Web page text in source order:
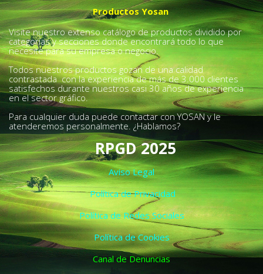
Productos Yosan
Visite nuestro extenso catálogo de productos dividido por
categorías y secciones donde encontrará todo lo que
necesite para su empresa o negocio.
Todos nuestros productos gozan de una calidad
contrastada con la experiencia de más de 3.000 clientes
satisfechos durante nuestros casi 30 años de experiencia
en el sector gráfico.
Para cualquier duda puede contactar con YOSAN y le
atenderemos personalmente. ¿Hablamos?
RPGD 2025
Aviso Legal
Política de Privacidad
Política de Redes Sociales
Política de Cookies
Canal de Denuncias